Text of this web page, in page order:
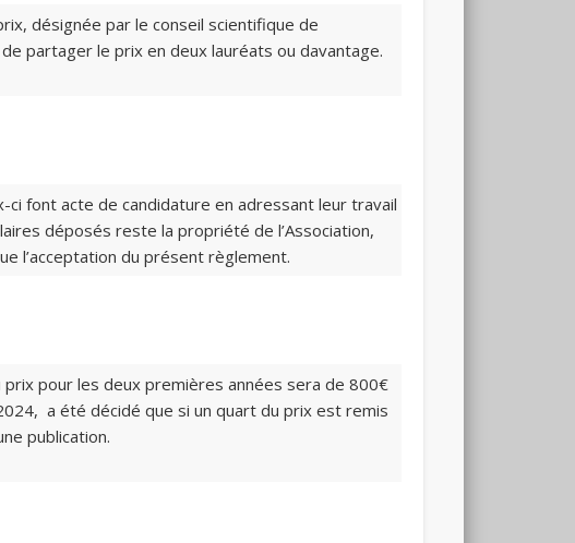
désignée par le conseil scientifique de
partager le prix en deux lauréats ou davantage.
font acte de candidature en adressant leur travail
déposés reste la propriété de l’Association,
l’acceptation du présent règlement.
pour les deux premières années sera de 800€
a été décidé que si un quart du prix est remis
publication.